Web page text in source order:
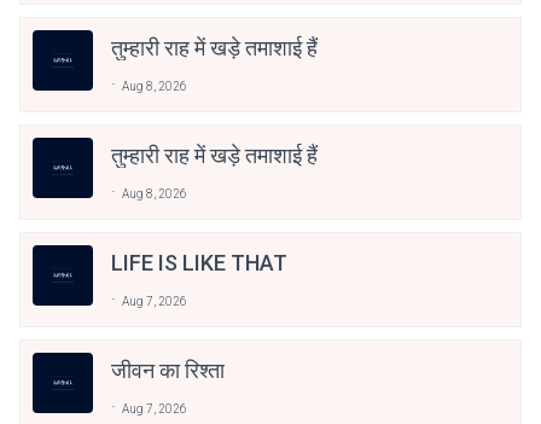
तुम्हारी राह में खड़े तमाशाई हैं
Aug 8, 2026
तुम्हारी राह में खड़े तमाशाई हैं
Aug 8, 2026
LIFE IS LIKE THAT
Aug 7, 2026
जीवन का रिश्ता
Aug 7, 2026